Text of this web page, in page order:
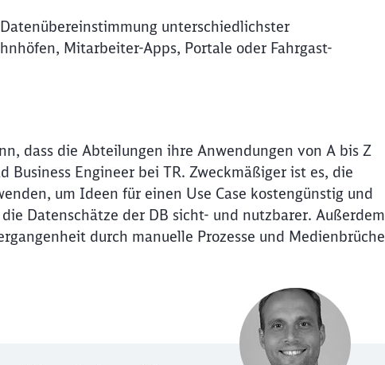
unterschiedlichster
Mitarbeiter-Apps, Portale oder Fahrgast-
dass die Abteilungen ihre Anwendungen von A bis Z
Business Engineer bei TR. Zweckmäßiger ist es, die
um Ideen für einen Use Case kostengünstig und
Datenschätze der DB sicht- und nutzbarer. Außerdem
durch manuelle Prozesse und Medienbrüche